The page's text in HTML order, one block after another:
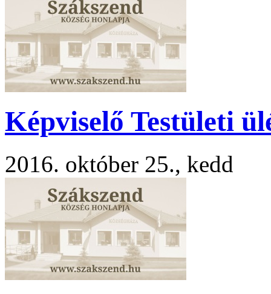
Képviselő Testületi
2016. október 25., kedd